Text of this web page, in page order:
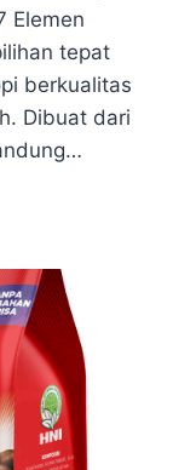
Elemen
tepat
berkualitas
Dibuat dari